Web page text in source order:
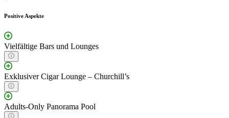
Positive Aspekte
Vielfältige Bars und Lounges
Exklusiver Cigar Lounge – Churchill’s
Adults-Only Panorama Pool